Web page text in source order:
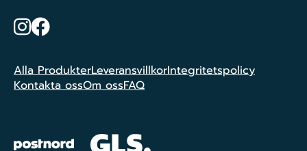
Instagram
Facebook
Alla ProdukterLeveransvillkorIntegritetspolicy
Kontakta ossOm ossFAQ